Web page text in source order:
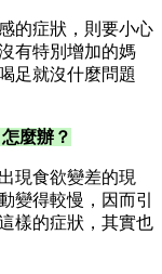
的症狀，則要小心
有特別增加的媽
足就沒什麼問題
麼辦？
現食欲變差的現
變得較慢，因而引
樣的症狀，其實也